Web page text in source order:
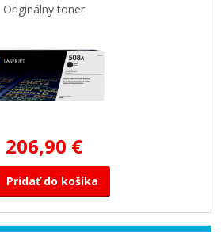
Originálny toner
206,90 €
Pridať do košíka